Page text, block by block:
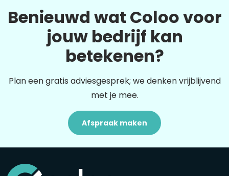
Benieuwd wat Coloo voor
jouw bedrijf kan
betekenen?
Plan een gratis adviesgesprek; we denken vrijblijvend
met je mee.
Afspraak maken